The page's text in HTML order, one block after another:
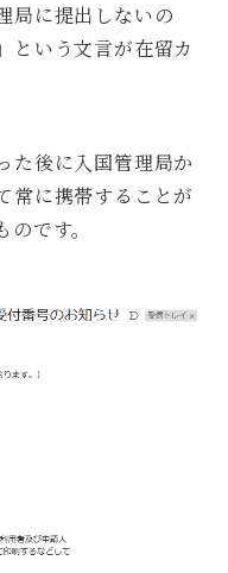
局に提出しないの
という文言が在留カ
た後に入国管理局か
常に携帯することが
です。